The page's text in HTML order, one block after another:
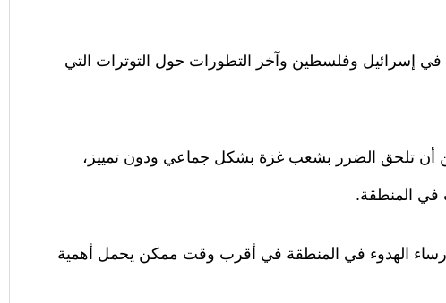
في إسرائيل وفلسطين وآخر التطورات حول التوترات التي
أن تلحق الضرر بشعب غزة بشكل جماعي ودون تمييز،
في المنطقة.
الهدوء في المنطقة في أقرب وقت ممكن يحمل أهمية